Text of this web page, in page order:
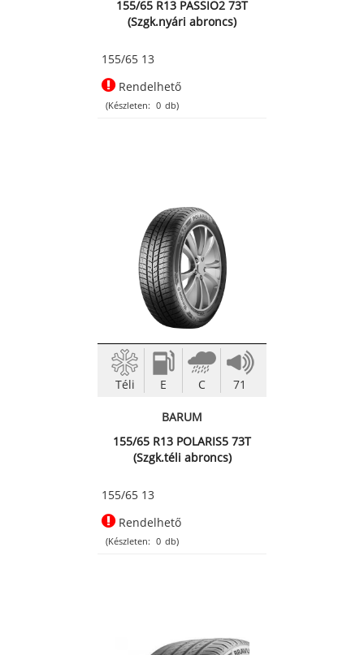
155/65 R13 PASSIO2 73T
(Szgk.nyári abroncs)
155/65 13
Rendelhető
(Készleten: 0 db)
Téli E C 71
BARUM
155/65 R13 POLARIS5 73T
(Szgk.téli abroncs)
155/65 13
Rendelhető
(Készleten: 0 db)